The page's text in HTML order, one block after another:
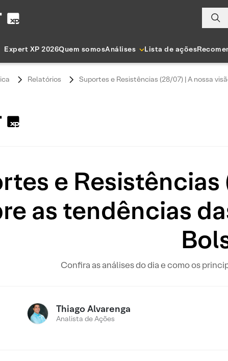
Expert XP 2026Quem somosAnálises Lista de ações
Relatórios Suportes e Resistências (28/07) | A nossa
e
as tendências
Confira as análises do dia e como os
Thiago Alvarenga
Analista de Ações